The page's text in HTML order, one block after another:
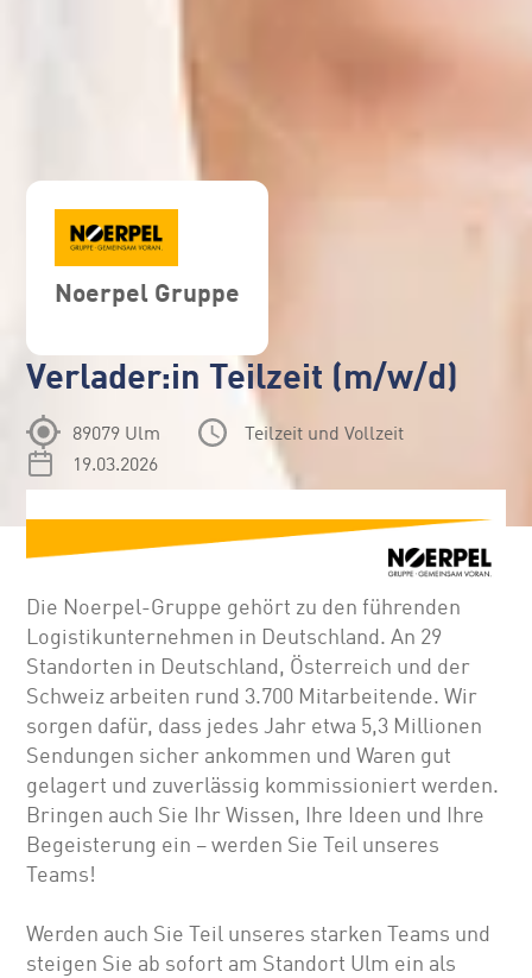
Noerpel Gruppe
Verlader:in Teilzeit (m/w/d)
89079 Ulm
Teilzeit und Vollzeit
19.03.2026
Die Noerpel-Gruppe gehört zu den führenden
Logistikunternehmen in Deutschland. An 29
Standorten in Deutschland, Österreich und der
Schweiz arbeiten rund 3.700 Mitarbeitende. Wir
sorgen dafür, dass jedes Jahr etwa 5,3 Millionen
Sendungen sicher ankommen und Waren gut
gelagert und zuverlässig kommissioniert werden.
Bringen auch Sie Ihr Wissen, Ihre Ideen und Ihre
Begeisterung ein – werden Sie Teil unseres
Teams!
Werden auch Sie Teil unseres starken Teams und
steigen Sie ab sofort am Standort Ulm ein als